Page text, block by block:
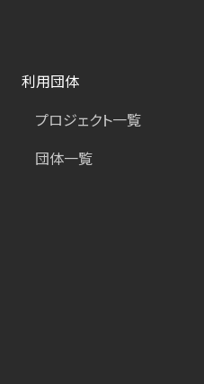
利用団体
プロジェクト一覧
団体一覧